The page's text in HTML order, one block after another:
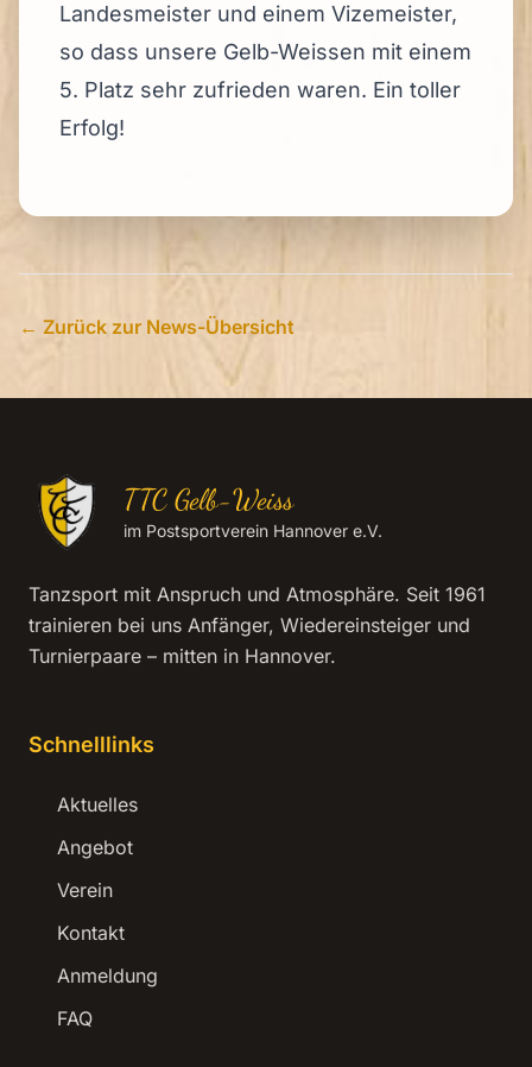
Landesmeister und einem Vizemeister,
so dass unsere Gelb-Weissen mit einem
5. Platz sehr zufrieden waren. Ein toller
Erfolg!
← Zurück zur News-Übersicht
TTC Gelb-Weiss
im Postsportverein Hannover e.V.
Tanzsport mit Anspruch und Atmosphäre. Seit 1961
trainieren bei uns Anfänger, Wiedereinsteiger und
Turnierpaare – mitten in Hannover.
Schnelllinks
Aktuelles
Angebot
Verein
Kontakt
Anmeldung
FAQ